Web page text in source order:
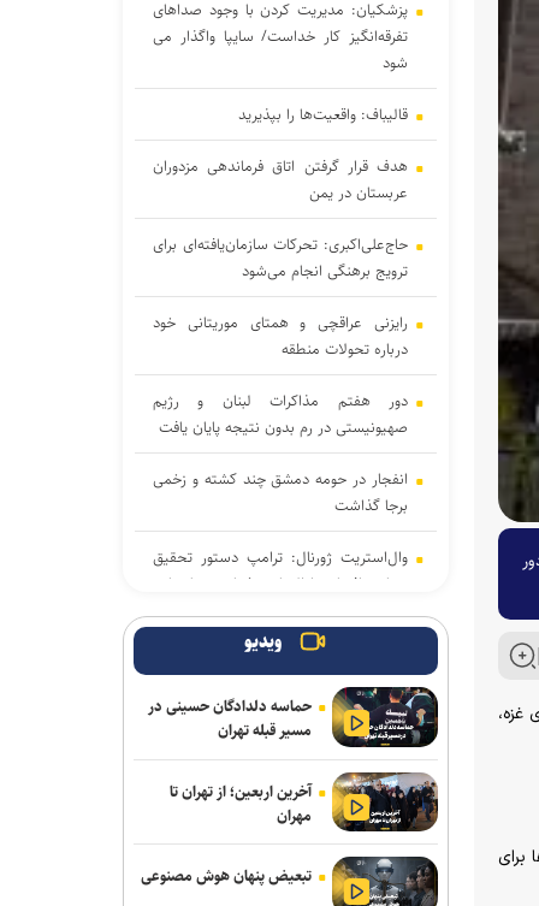
غزه،
برای
پزشکیان: مدیریت کردن با وجود صداهای
تفرقه‌انگیز کار خداست/ سایپا واگذار می
شود
قالیباف: واقعیت‌ها را بپذیرید
هدف قرار گرفتن اتاق‌ فرماندهی مزدوران
عربستان در یمن
حاج‌علی‌اکبری: تحرکات سازمان‌یافته‌ای برای
ترویج برهنگی انجام می‌شود
رایزنی عراقچی و همتای موریتانی خود
درباره تحولات منطقه
دور هفتم مذاکرات لبنان و رژیم
صهیونیستی در رم بدون نتیجه پایان یافت
انفجار در حومه دمشق چند کشته و زخمی
برجا گذاشت
وال‌استریت ژورنال: ترامپ دستور تحقیق
درباره افشای اطلاعات ذخایر تسلیحاتی
آمریکا را صادر کرد
در فرماندهی سایبری؛ نگرانی از فشار‌های
ناشی از جنگ و مأموریت‌های فزاینده
برکناری دو مقام ارشد موساد پس از ناکامی
طرح علیه ایران
نشست خبری رئیس‌جمهور فردا برگزار
می‌شود
ویدیو
حماسه دلدادگان حسینی در
مسیر قبله تهران
آخرین اربعین؛ از تهران تا
مهران
تبعیض پنهان هوش مصنوعی